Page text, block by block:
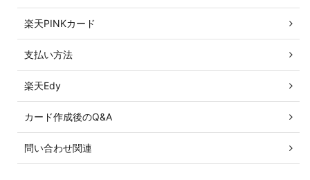
楽天PINKカード
支払い方法
楽天Edy
カード作成後のQ&A
問い合わせ関連